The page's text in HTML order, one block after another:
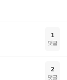
1
댓글
2
댓글